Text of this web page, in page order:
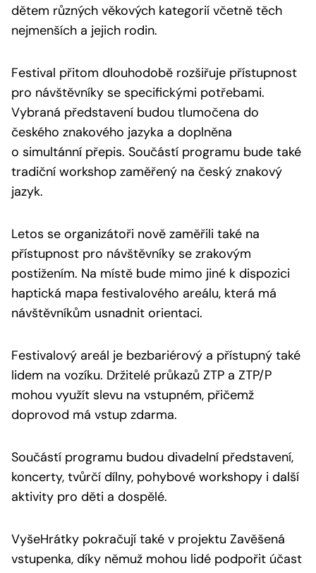
dětem různých věkových kategorií včetně těch
nejmenších a jejich rodin.
Festival přitom dlouhodobě rozšiřuje přístupnost
pro návštěvníky se specifickými potřebami.
Vybraná představení budou tlumočena do
českého znakového jazyka a doplněna
o simultánní přepis. Součástí programu bude také
tradiční workshop zaměřený na český znakový
jazyk.
Letos se organizátoři nově zaměřili také na
přístupnost pro návštěvníky se zrakovým
postižením. Na místě bude mimo jiné k dispozici
haptická mapa festivalového areálu, která má
návštěvníkům usnadnit orientaci.
Festivalový areál je bezbariérový a přístupný také
lidem na vozíku. Držitelé průkazů ZTP a ZTP/P
mohou využít slevu na vstupném, přičemž
doprovod má vstup zdarma.
Součástí programu budou divadelní představení,
koncerty, tvůrčí dílny, pohybové workshopy i další
aktivity pro děti a dospělé.
VyšeHrátky pokračují také v projektu Zavěšená
vstupenka, díky němuž mohou lidé podpořit účast